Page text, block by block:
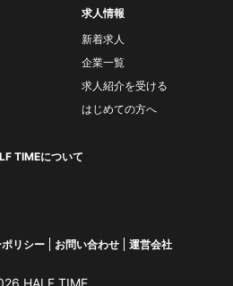
求人情報
新着求人
企業一覧
求人紹介を受ける
はじめての方へ
TIMEについて
リシー お問い合わせ 運営会社
HALF TIME